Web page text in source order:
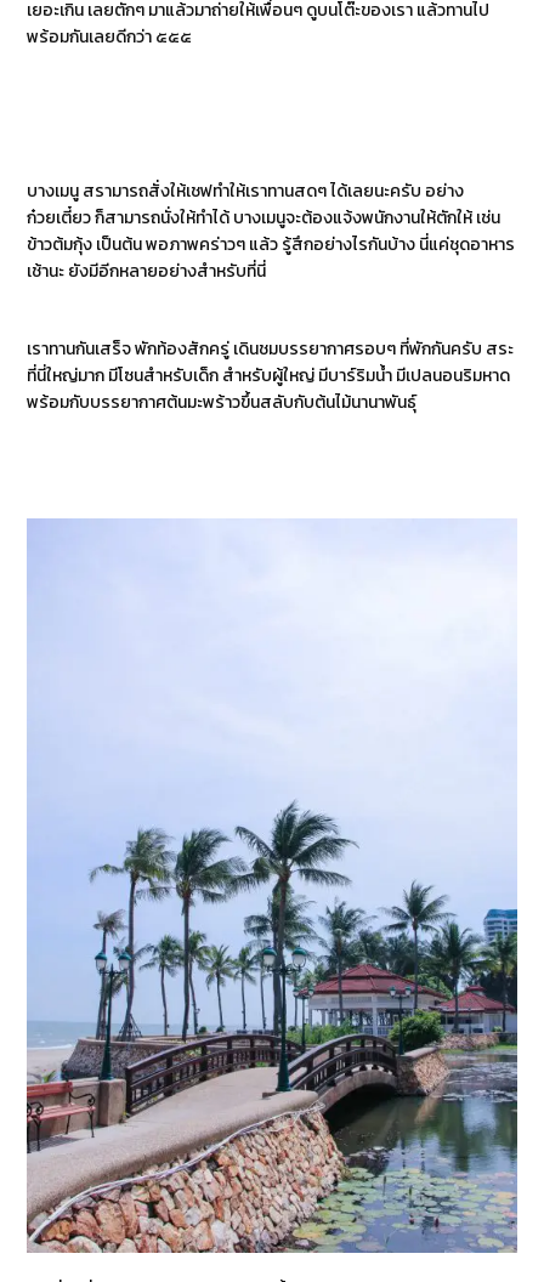
เยอะเกิน เลยตักๆ มาแล้วมาถ่ายให้เพื่อนๆ ดูบนโต๊ะของเรา แล้วทานไป
พร้อมกันเลยดีกว่า ๕๕๕
บางเมนู สรามารถสั่งให้เชฟทำให้เราทานสดๆ ได้เลยนะครับ อย่าง
ก๋วยเตี๋ยว ก็สามารถนั่งให้ทำได้ บางเมนูจะต้องแจ้งพนักงานให้ตักให้ เช่น
ข้าวต้มกุ้ง เป็นต้น พอภาพคร่าวๆ แล้ว รู้สึกอย่างไรกันบ้าง นี่แค่ชุดอาหาร
เช้านะ ยังมีอีกหลายอย่างสำหรับที่นี่
เราทานกันเสร็จ พักท้องสักครู่ เดินชมบรรยากาศรอบๆ ที่พักกันครับ สระ
ที่นี่ใหญ่มาก มีโซนสำหรับเด็ก สำหรับผู้ใหญ่ มีบาร์ริมน้ำ มีเปลนอนริมหาด
พร้อมกับบรรยากาศต้นมะพร้าวขึ้นสลับกับต้นไม้นานาพันธุ์